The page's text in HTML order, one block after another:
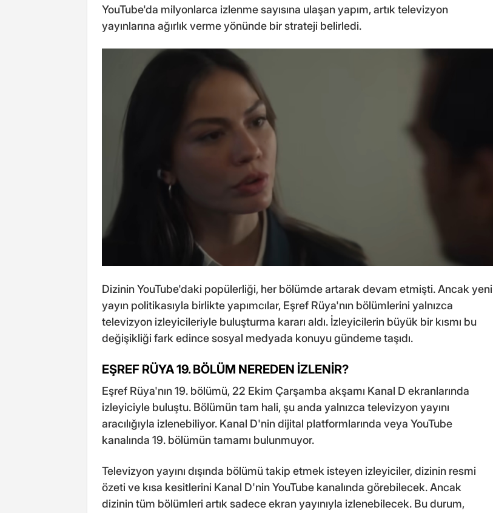
YouTube'da milyonlarca izlenme sayısına ulaşan yapım, artık televizyon
yayınlarına ağırlık verme yönünde bir strateji belirledi.
Dizinin YouTube'daki popülerliği, her bölümde artarak devam etmişti. Ancak yeni
yayın politikasıyla birlikte yapımcılar, Eşref Rüya'nın bölümlerini yalnızca
televizyon izleyicileriyle buluşturma kararı aldı. İzleyicilerin büyük bir kısmı bu
değişikliği fark edince sosyal medyada konuyu gündeme taşıdı.
EŞREF RÜYA 19. BÖLÜM NEREDEN İZLENİR?
Eşref Rüya'nın 19. bölümü, 22 Ekim Çarşamba akşamı Kanal D ekranlarında
izleyiciyle buluştu. Bölümün tam hali, şu anda yalnızca televizyon yayını
aracılığıyla izlenebiliyor. Kanal D'nin dijital platformlarında veya YouTube
kanalında 19. bölümün tamamı bulunmuyor.
Televizyon yayını dışında bölümü takip etmek isteyen izleyiciler, dizinin resmi
özeti ve kısa kesitlerini Kanal D'nin YouTube kanalında görebilecek. Ancak
dizinin tüm bölümleri artık sadece ekran yayınıyla izlenebilecek. Bu durum,